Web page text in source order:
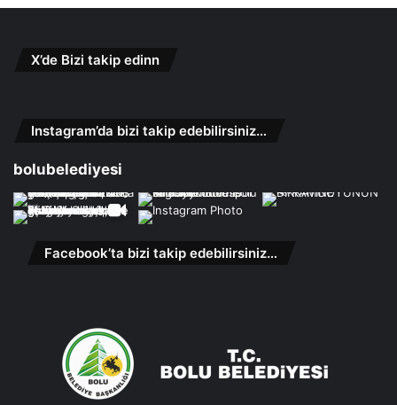
X’de Bizi takip edinn
Instagram’da bizi takip edebilirsiniz…
bolubelediyesi
Facebook’ta bizi takip edebilirsiniz…